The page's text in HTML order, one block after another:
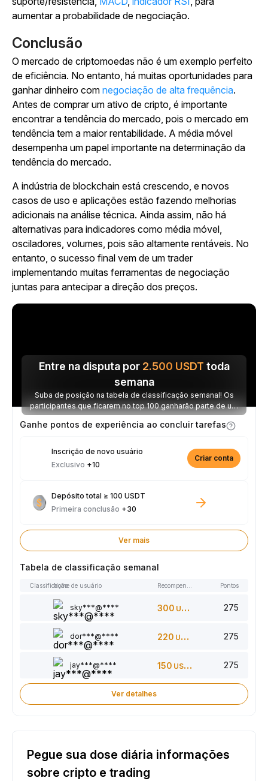
aumentar a probabilidade de negociação.
Conclusão
O mercado de criptomoedas não é um exemplo perfeito
de eficiência. No entanto, há muitas oportunidades para
ganhar dinheiro com negociação de alta frequência.
Antes de comprar um ativo de cripto, é importante
encontrar a tendência do mercado, pois o mercado em
tendência tem a maior rentabilidade. A média móvel
desempenha um papel importante na determinação da
tendência do mercado.
A indústria de blockchain está crescendo, e novos
casos de uso e aplicações estão fazendo melhorias
adicionais na análise técnica. Ainda assim, não há
alternativas para indicadores como média móvel,
osciladores, volumes, pois são altamente rentáveis. No
entanto, o sucesso final vem de um trader
implementando muitas ferramentas de negociação
juntas para antecipar a direção dos preços.
Entre na disputa por 2.500 USDT toda
semana
Suba de posição na tabela de classificação semanal! Os
participantes que ficarem no top 100 ganharão parte de um
prêmio de 2.500 USDT toda semana.
Ganhe pontos de experiência ao concluir tarefas
Inscrição de novo usuário
Exclusivo +10
Criar conta
Depósito total ≥ 100 USDT
Primeira conclusão +30
Ver mais
Tabela de classificação semanal
ClassificaçãoNome de usuário Pontos
sky***@**** 300 USDT 275
dor***@**** 220 USDT 275
jay***@**** 150 USDT 275
Ver detalhes
Pegue sua dose diária informações
sobre cripto e trading